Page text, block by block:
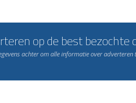
op de best bezochte
achter om alle informatie over adverteren